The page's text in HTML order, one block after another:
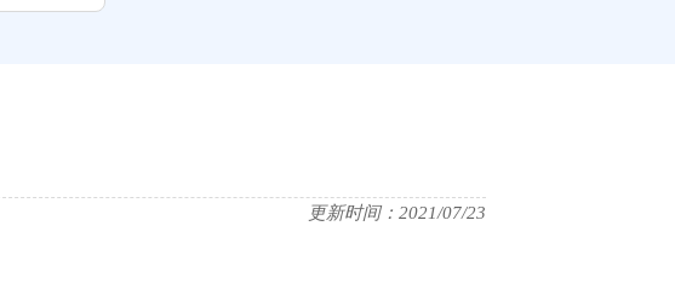
更新时间：2021/07/23